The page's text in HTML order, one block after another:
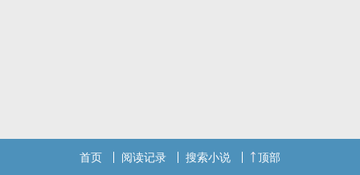
首页 阅读记录 搜索小说 顶部